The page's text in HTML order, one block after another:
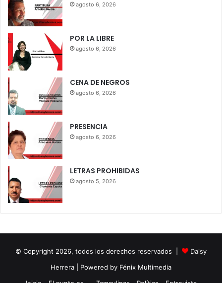
agosto 6, 2026
POR LA LIBRE
agosto 6, 2026
CENA DE NEGROS
agosto 6, 2026
PRESENCIA
agosto 6, 2026
LETRAS PROHIBIDAS
agosto 5, 2026
© Copyright 2026, todos los derechos reservados |
Daisy
Herrera | Powered by Fénix Multimedia